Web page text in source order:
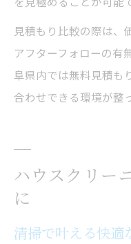
見積もり比較の際は、
アフターフォローの有
阜県内では無料見積も
合わせできる環境が整
ハウスクリー
に
清掃で叶える快適